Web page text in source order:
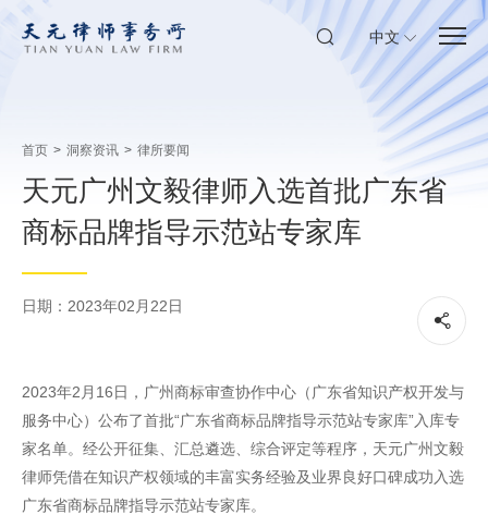
中文
首页 > 洞察资讯 > 律所要闻
天元广州文毅律师入选首批广东省
商标品牌指导示范站专家库
日期：2023年02月22日
2023年2月16日，广州商标审查协作中心（广东省知识产权开发与
服务中心）公布了首批“广东省商标品牌指导示范站专家库”入库专
家名单。经公开征集、汇总遴选、综合评定等程序，天元广州文毅
律师凭借在知识产权领域的丰富实务经验及业界良好口碑成功入选
广东省商标品牌指导示范站专家库。